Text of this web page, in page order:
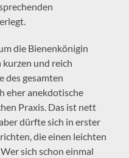
die Bienenkönigin
und reich
des gesamten
eher anekdotische
Praxis. Das ist nett
dürfte sich in erster
die einen leichten
sich schon einmal